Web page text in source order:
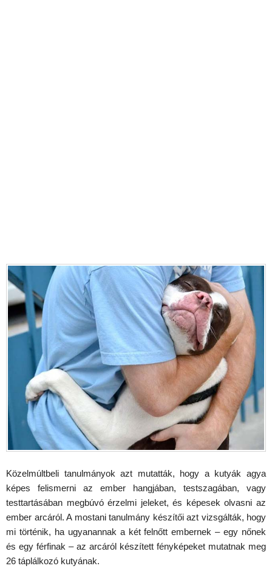
Közelmúltbeli tanulmányok azt mutatták, hogy a kutyák agya
képes felismerni az ember hangjában, testszagában, vagy
testtartásában megbúvó érzelmi jeleket, és képesek olvasni az
ember arcáról. A mostani tanulmány készítői azt vizsgálták, hogy
mi történik, ha ugyanannak a két felnőtt embernek – egy nőnek
és egy férfinak – az arcáról készített fényképeket mutatnak meg
26 táplálkozó kutyának.